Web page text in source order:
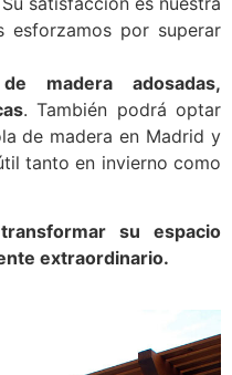
esforzamos por superar
madera adosadas,
. También podrá optar
de madera en Madrid y
tanto en invierno como
su espacio
extraordinario.